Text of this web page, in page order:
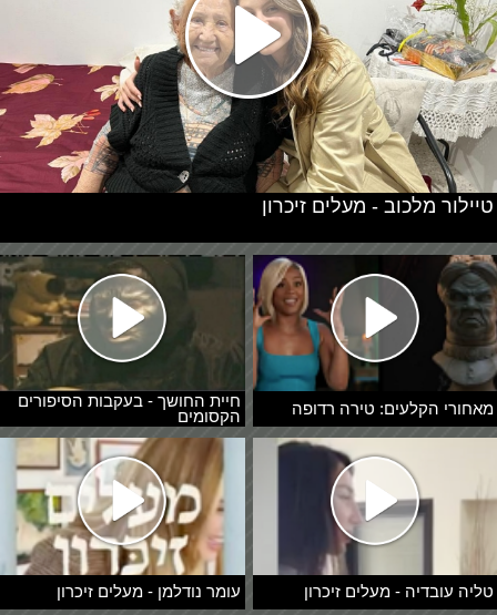
מאחורי הקלעים: טירה רדופה
חיית החושך - בעקבות הסיפורים
הקסומים
טליה עובדיה - מעלים זיכרון עומר נודלמן - מעלים זיכרון
טיילור מלכוב - מעלים זיכרון